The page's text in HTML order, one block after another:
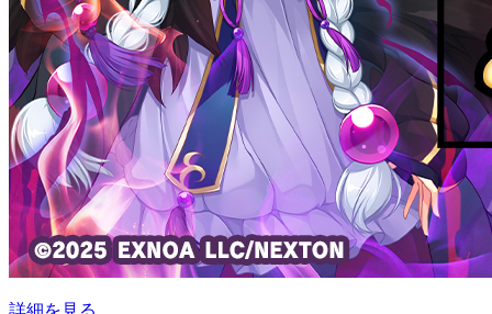
詳細を見る